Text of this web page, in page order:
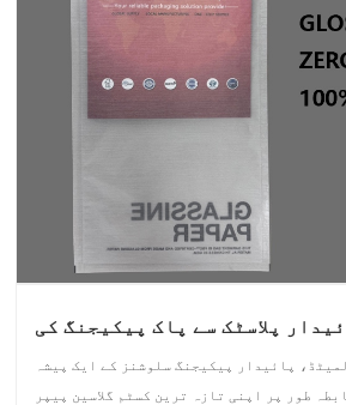
پلاسٹک سے پاک پیکیجنگ کی
پیپر بیگز کا آغاز کیا
پائیدار پیکیجنگ سلوشنز کے ایک پیشہ
طور پر اپنی تازہ ترین کسٹم گلاسین پیپر